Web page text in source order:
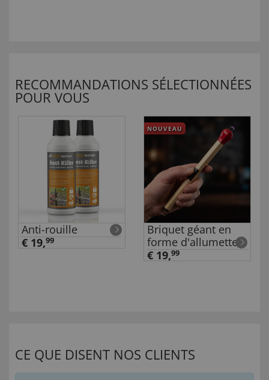
RECOMMANDATIONS SÉLECTIONNÉES
POUR VOUS
Anti-rouille
€ 19,99
NOUVEAU
Briquet géant en
forme d'allumette
€ 19,99
CE QUE DISENT NOS CLIENTS